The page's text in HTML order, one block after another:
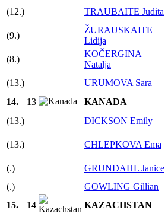
(12.)
TRAUBAITE Judita
(9.)
ŽURAUSKAITE
Lidija
(8.)
KOČERGINA
Natalja
(13.) URUMOVA Sara
14.
13 KANADA
(13.)
DICKSON Emily
(13.) CHLEPKOVA Ema
(.) GRUNDAHL Janice
(.)
GOWLING Gillian
15.
14 KAZACHSTAN